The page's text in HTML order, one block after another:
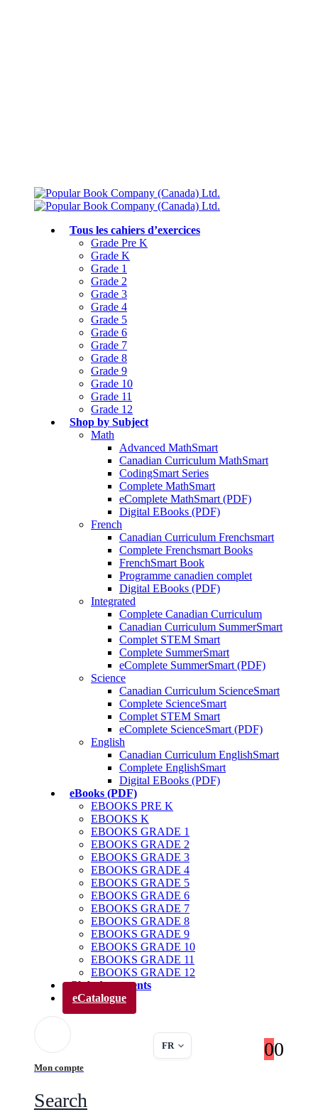
Tous les cahiers d’exercices
Grade Pre K
Grade K
Grade 1
Grade 2
Grade 3
Grade 4
Grade 5
Grade 6
Grade 7
Grade 8
Grade 9
Grade 10
Grade 11
Grade 12
Shop by Subject
Math
Advanced MathSmart
Canadian Curriculum MathSmart
CodingSmart Series
Complete MathSmart
eComplete MathSmart (PDF)
Digital EBooks (PDF)
French
Canadian Curriculum Frenchsmart
Complete Frenchsmart Books
FrenchSmart Book
Programme canadien complet
Digital EBooks (PDF)
Integrated
Complete Canadian Curriculum
Canadian Curriculum SummerSmart
Complet STEM Smart
Complete SummerSmart
eComplete SummerSmart (PDF)
Science
Canadian Curriculum ScienceSmart
Complete ScienceSmart
Complet STEM Smart
eComplete ScienceSmart (PDF)
English
Canadian Curriculum EnglishSmart
Complete EnglishSmart
Digital EBooks (PDF)
eBooks (PDF)
EBOOKS PRE K
EBOOKS K
EBOOKS GRADE 1
EBOOKS GRADE 2
EBOOKS GRADE 3
EBOOKS GRADE 4
EBOOKS GRADE 5
EBOOKS GRADE 6
EBOOKS GRADE 7
EBOOKS GRADE 8
EBOOKS GRADE 9
EBOOKS GRADE 10
EBOOKS GRADE 11
EBOOKS GRADE 12
Club des parents
eCatalogue
Mon compte
FR 00
Search